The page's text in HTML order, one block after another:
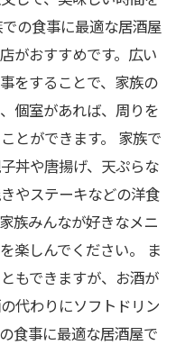
の食事に最適な居酒屋
がおすすめです。広い
をすることで、家族の
個室があれば、周りを
とができます。 家族で
丼や唐揚げ、天ぷらな
やステーキなどの洋食
族みんなが好きなメニ
楽しんでください。 ま
もできますが、お酒が
代わりにソフトドリン
食事に最適な居酒屋で